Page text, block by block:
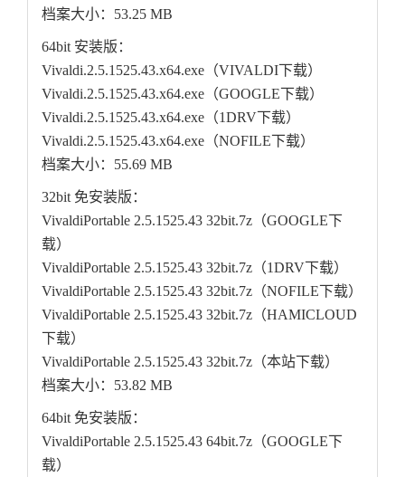
档案大小：53.25 MB
64bit 安装版：
Vivaldi.2.5.1525.43.x64.exe（VIVALDI下载）
Vivaldi.2.5.1525.43.x64.exe（GOOGLE下载）
Vivaldi.2.5.1525.43.x64.exe（1DRV下载）
Vivaldi.2.5.1525.43.x64.exe（NOFILE下载）
档案大小：55.69 MB
32bit 免安装版：
VivaldiPortable 2.5.1525.43 32bit.7z（GOOGLE下
载）
VivaldiPortable 2.5.1525.43 32bit.7z（1DRV下载）
VivaldiPortable 2.5.1525.43 32bit.7z（NOFILE下载）
VivaldiPortable 2.5.1525.43 32bit.7z（HAMICLOUD
下载）
VivaldiPortable 2.5.1525.43 32bit.7z（本站下载）
档案大小：53.82 MB
64bit 免安装版：
VivaldiPortable 2.5.1525.43 64bit.7z（GOOGLE下
载）